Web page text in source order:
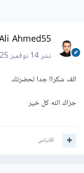
Ali Ahmed55
نشر14 نوفمبر 2025
الف شكراا جدا لحضرتك
جزاك الله كل خير
اقتباس